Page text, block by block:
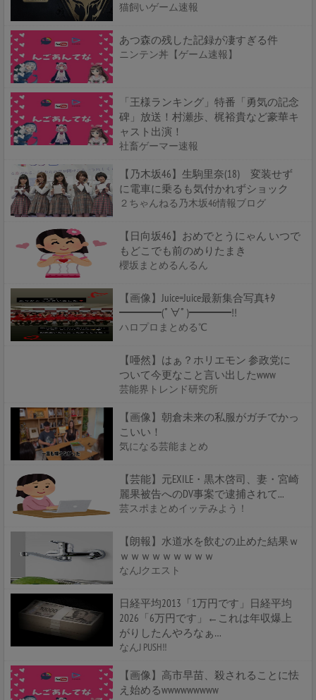
猫飼いゲーム速報
あつ森の残した記録が凄すぎる件
ニンテン丼【ゲーム速報】
「王様ランキング」特番「勇気の記念
碑」放送！村瀬歩、梶裕貴など豪華キ
ャスト出演！
社畜ゲーマー速報
【乃木坂46】生駒里奈(18) 変装せず
に電車に乗るも気付かれずショック
２ちゃんねる乃木坂46情報ブログ
【日向坂46】おめでとうにゃん いつで
もどこでも前のめりたまき
櫻坂まとめるんるん
【画像】Juice=Juice最新集合写真ｷﾀ
━━━━(ﾟ∀ﾟ)━━━━!!
ハロプロまとめる℃
【唖然】はぁ？ホリエモン 参政党に
ついて今更なこと言い出したwww
芸能界トレンド研究所
【画像】朝倉未来の私服がガチでかっ
こいい！
気になる芸能まとめ
【芸能】元EXILE・黒木啓司、妻・宮崎
麗果被告へのDV事案で逮捕されて...
芸スポまとめイッテみよう！
【朗報】水道水を飲むの止めた結果ｗ
ｗｗｗｗｗｗｗｗｗ
なんJクエスト
日経平均2013「1万円です」日経平均
2026「6万円です」←これは年収爆上
がりしたんやろなぁ…
なんJ PUSH!!
【画像】高市早苗、殺されることに怯
え始めるwwwwwwwww